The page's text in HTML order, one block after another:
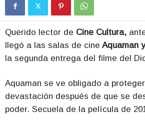
Querido lector de Cine Cultura,
llegó a las salas de cine Aquaman
la segunda entrega del filme del
Aquaman se ve obligado a
devastación después de que se
poder. Secuela de la película de